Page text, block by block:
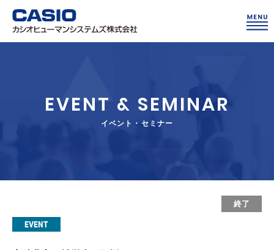
EVENT & SEMINAR
イベント・セミナー
終了
EVENT